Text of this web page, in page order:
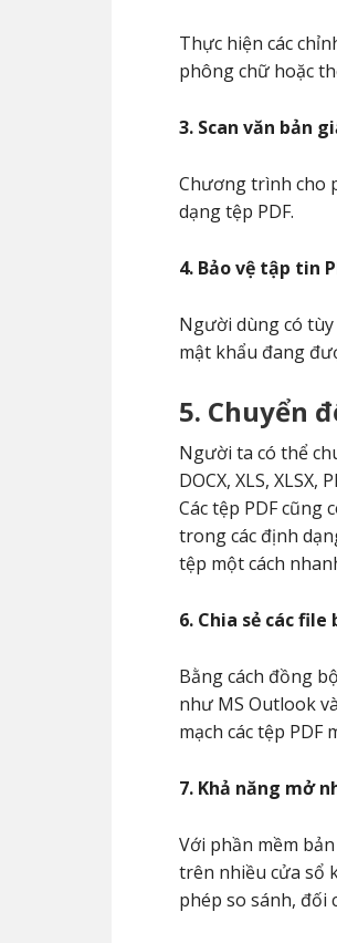
Thực hiện các
phông chữ hoặc
3. Scan văn bản
Chương trình cho
dạng tệp PDF.
4. Bảo vệ tập tin
Người dùng có
mật khẩu đang
5. Chuyển
Người ta có thể
DOCX, XLS,
Các tệp PDF cũng
trong các định
tệp một cách
6. Chia sẻ các
Bằng cách đồng
như MS Outlook
mạch các tệp
7. Khả năng mở
Với phần mềm
trên nhiều cửa sổ
phép so sánh, đối